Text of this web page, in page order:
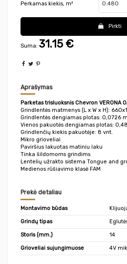
Perkamas kiekis, m²
Pirkti
Suma: 31.15 €
Aprašymas
Parketas trisluoksnis Chevron VERONA
Grindlentės matmenys (L x W x H):
Grindlentės dengiamas plotas: 0,0726
Vienos pakuotės dengiamas plotas:
Grindlenčių kiekis pakuotėje: 8 vnt.
Mikro grioveliai
Paviršius lakuotas matiniu laku
Tinka šildomoms grindims
Lentelių užrakto sistema Tongue and
Medienos rūšiavimo klasė FAM
Prekė detaliau
Montavimo būdas
Grindų tipas
Storis (mm.) 14
Grioveliai sujungimuose 4V